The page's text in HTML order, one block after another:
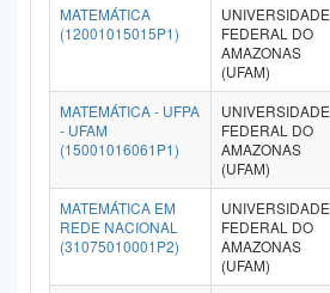
MATEMÁTICA
(12001015015P1)
UNIVERSIDADE
FEDERAL DO
AMAZONAS
(UFAM)
MATEMÁTICA - UFPA
- UFAM
(15001016061P1)
UNIVERSIDADE
FEDERAL DO
AMAZONAS
(UFAM)
MATEMÁTICA EM
REDE NACIONAL
(31075010001P2)
UNIVERSIDADE
FEDERAL DO
AMAZONAS
(UFAM)